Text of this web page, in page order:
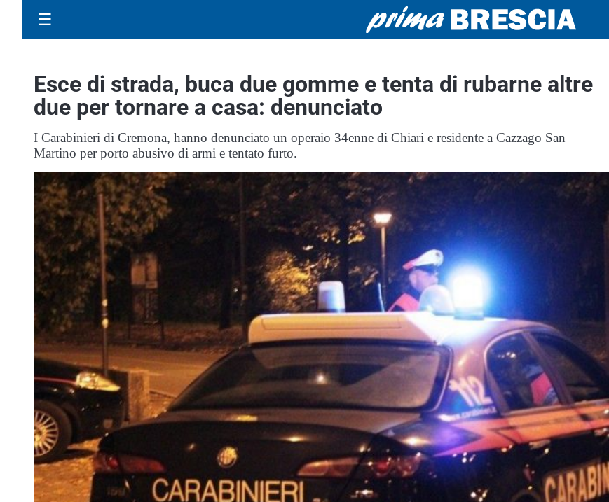
☰
Esce di strada, buca due gomme e tenta di rubarne altre
due per tornare a casa: denunciato
I Carabinieri di Cremona, hanno denunciato un operaio 34enne di Chiari e residente a Cazzago San
Martino per porto abusivo di armi e tentato furto.